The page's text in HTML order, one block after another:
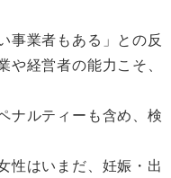
事業者もある」との反
経営者の能力こそ、
ナルティーも含め、検
性はいまだ、妊娠・出